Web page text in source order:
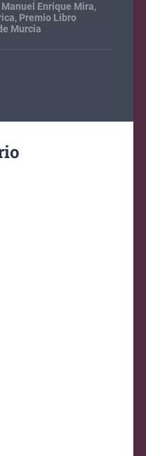
Manuel Enrique Mira,
, Premio Libro
Murcia